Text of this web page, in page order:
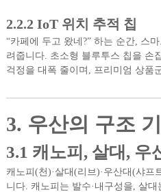
2.2.2 IoT 위치 추적 칩
“카페에 두고 왔네?” 하는 순간, 스
려줍니다. 초소형 블루투스 칩을 손
걱정을 대폭 줄이며, 프리미엄 상품
3. 우산의 구조
3.1 캐노피, 살대, 우
캐노피(천)·살대(리브)·우산대(샤프
니다. 캐노피는 발수·내구성을, 살